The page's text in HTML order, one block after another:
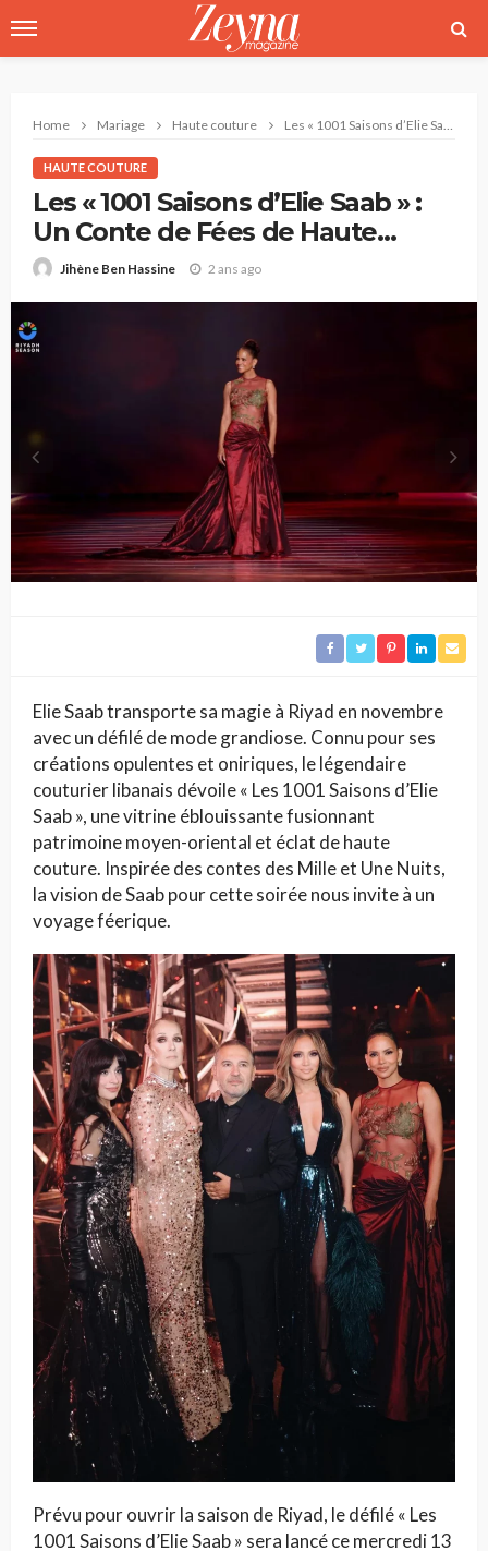
Home Mariage Haute couture Les « 1001 Saisons d’Elie Saab » : Un Conte de Fées de Haute Couture à Riyad
HAUTE COUTURE
Les « 1001 Saisons d’Elie Saab » :
Un Conte de Fées de Haute
Couture à Riyad
Jihène Ben Hassine 2 ans ago
Elie Saab transporte sa magie à Riyad en novembre
avec un défilé de mode grandiose. Connu pour ses
créations opulentes et oniriques, le légendaire
couturier libanais dévoile « Les 1001 Saisons d’Elie
Saab », une vitrine éblouissante fusionnant
patrimoine moyen-oriental et éclat de haute
couture. Inspirée des contes des Mille et Une Nuits,
la vision de Saab pour cette soirée nous invite à un
voyage féerique.
Prévu pour ouvrir la saison de Riyad, le défilé « Les
1001 Saisons d’Elie Saab » sera lancé ce mercredi 13